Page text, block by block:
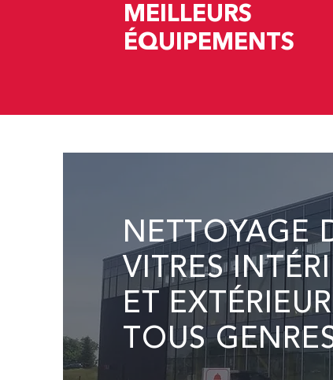
MEILLEURS
ÉQUIPEMENTS
NETTOYAGE
VITRES
ET
TOUS